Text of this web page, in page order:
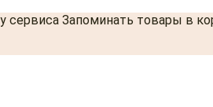
сервиса Запоминать товары в